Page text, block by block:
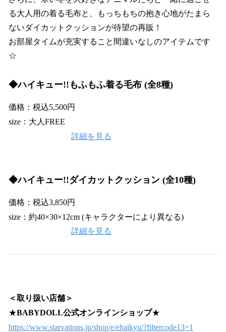
る大人用の着る毛布と、もっちもちの抱き心地がたまら
ないダイカットクッションが待望の再販！
お部屋タイムが充実すること間違いなしのアイテムです
☆
◆ハイキュー!!もふもふ着る毛布 (全8種)
価格：税込5,500円
size：大人FREE
詳細を見る
◆ハイキュー!!ダイカットクッション (全10種)
価格：税込3,850円
size：約40×30×12cm (キャラクターにより異なる)
詳細を見る
＜取り扱い店舗＞
★BABYDOLL公式オンラインショップ★
https://www.starvations.jp/shop/e/ehaikyu/?filtercode13=1